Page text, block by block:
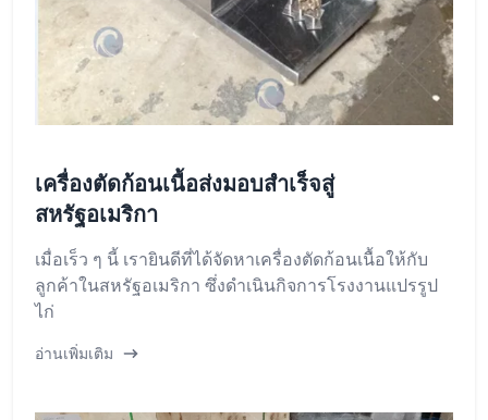
เครื่องตัดก้อนเนื้อส่งมอบสำเร็จสู่
สหรัฐอเมริกา
เมื่อเร็ว ๆ นี้ เรายินดีที่ได้จัดหาเครื่องตัดก้อนเนื้อให้กับ
ลูกค้าในสหรัฐอเมริกา ซึ่งดำเนินกิจการโรงงานแปรรูป
ไก่
อ่านเพิ่มเติม